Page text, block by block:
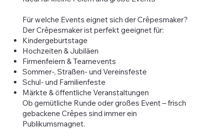
Für welche Events eignet sich der Crêpesmaker?
Der Crêpesmaker ist perfekt geeignet für:
Kindergeburtstage
Hochzeiten & Jubiläen
Firmenfeiern & Teamevents
Sommer-, Straßen- und Vereinsfeste
Schul- und Familienfeste
Märkte & öffentliche Veranstaltungen
Ob gemütliche Runde oder großes Event – frisch
gebackene Crêpes sind immer ein
Publikumsmagnet.